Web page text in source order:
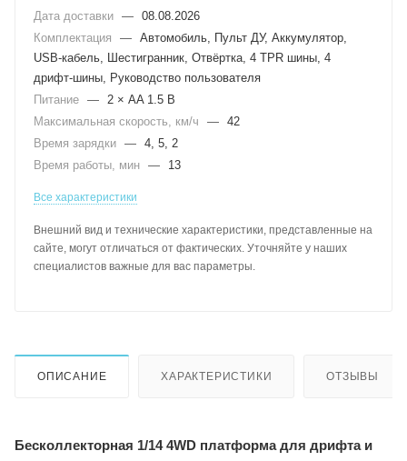
Дата доставки — 08.08.2026
Комплектация
— Автомобиль, Пульт ДУ, Аккумулятор,
USB‑кабель, Шестигранник, Отвёртка, 4 TPR шины, 4
дрифт‑шины, Руководство пользователя
Питание —
2 × AA 1.5 В
Максимальная скорость, км/ч
— 42
Время зарядки — 4, 5, 2
Время работы, мин — 13
Все характеристики
Внешний вид и технические характеристики, представленные на
сайте, могут отличаться от фактических. Уточняйте у наших
специалистов важные для вас параметры.
ОПИСАНИЕ ХАРАКТЕРИСТИКИ ОТЗЫВЫ
Бесколлекторная 1/14 4WD платформа для дрифта и